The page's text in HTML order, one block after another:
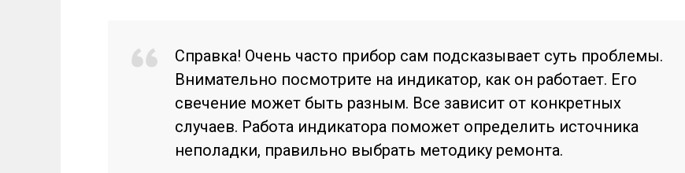
Справка! Очень часто прибор сам подсказывает суть проблемы.
Внимательно посмотрите на индикатор, как он работает. Его
свечение может быть разным. Все зависит от конкретных
случаев. Работа индикатора поможет определить источника
неполадки, правильно выбрать методику ремонта.